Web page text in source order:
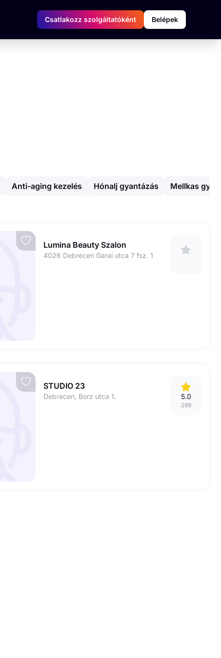
Csatlakozz szolgáltatóként Belépek
Anti-aging kezelés Hónalj gyantázás Mellkas
Lumina Beauty Szalon
4026 Debrecen Garai utca 7 fsz. 1
STUDIO 23
Debrecen, Borz utca 1. 5.0
299